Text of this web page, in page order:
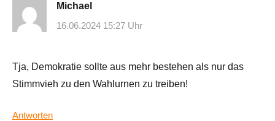
Michael
16.06.2024 15:27 Uhr
Tja, Demokratie sollte aus mehr bestehen als nur das
Stimmvieh zu den Wahlurnen zu treiben!
Antworten